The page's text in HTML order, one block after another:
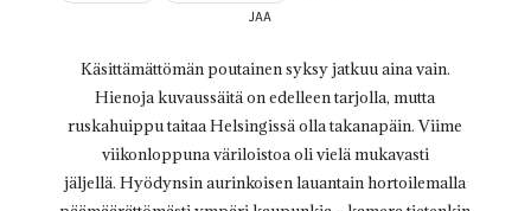
JAA
Käsittämättömän poutainen syksy jatkuu aina vain.
Hienoja kuvaussäitä on edelleen tarjolla, mutta
ruskahuippu taitaa Helsingissä olla takanapäin. Viime
viikonloppuna väriloistoa oli vielä mukavasti
jäljellä. Hyödynsin aurinkoisen lauantain hortoilemalla